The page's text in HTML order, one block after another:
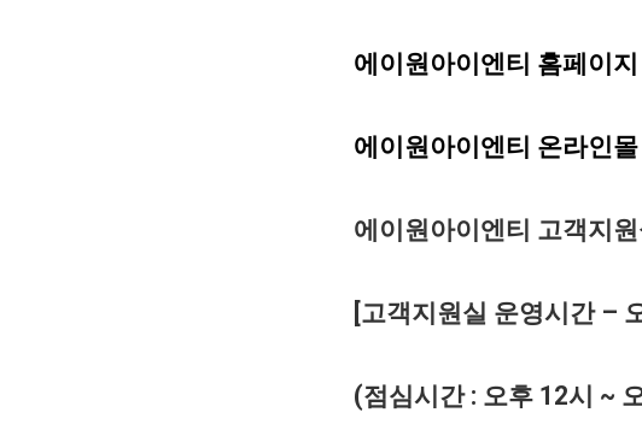
에이원아이엔티 홈페이지
에이원아이엔티 온라인몰
에이원아이엔티 고객지원
[고객지원실 운영시간 –
(점심시간: 오후12시 ~